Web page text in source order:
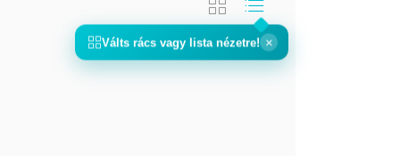
Válts rács vagy listanézetre! ×